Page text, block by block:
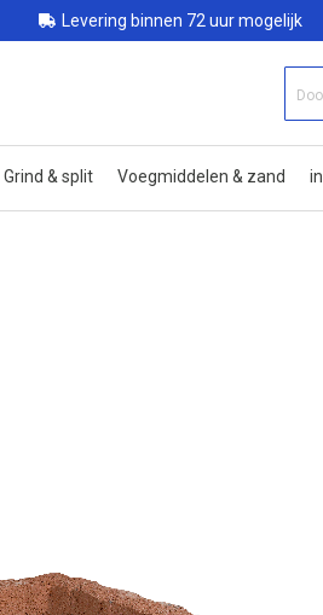
Levering binnen 72 uur mogelijk
Grind & split Voegmiddelen & zand